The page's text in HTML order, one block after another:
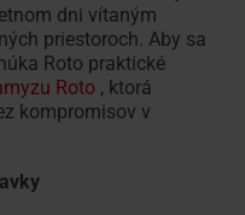
dni vítaným
priestoroch. Aby sa
Roto praktické
Roto , ktorá
kompromisov v